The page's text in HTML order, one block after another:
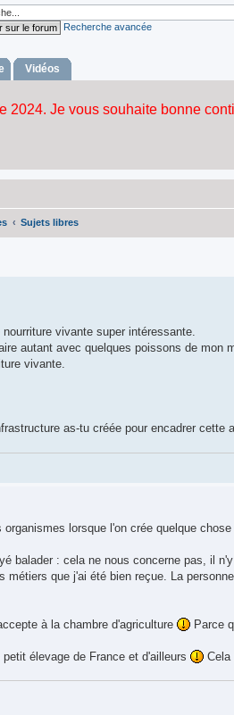
Recherche avancée
Vidéos
Sujets libres
vivante super intéressante.
autant avec quelques poissons de
vivante.
as-tu créée pour encadrer cette
lorsque l'on crée quelque chose
balader : cela ne nous concerne pas, il
métiers que j'ai été bien reçue. La
à la chambre d'agriculture
Parce
élevage de France et d'ailleurs
Cela